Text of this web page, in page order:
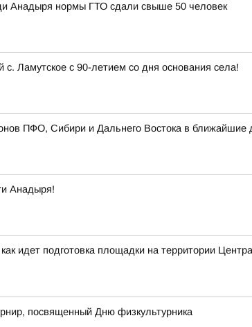
Анадыря нормы ГТО сдали свыше 50 человек
Ламутское с 90-летием со дня основания села!
ПФО, Сибири и Дальнего Востока в ближайшие
Анадыря!
идет подготовка площадки на территории
посвященный Дню физкультурника